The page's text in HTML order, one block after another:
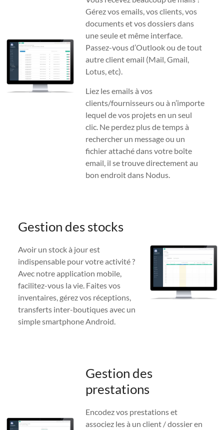
Gérez vos emails, vos clients, vos
documents et vos dossiers dans
une seule et même interface.
Passez-vous d’Outlook ou de tout
autre client email (Mail, Gmail,
Lotus, etc).
Liez les emails à vos
clients/fournisseurs ou à n’importe
lequel de vos projets en un seul
clic. Ne perdez plus de temps à
rechercher un message ou un
fichier attaché dans votre boîte
email, il se trouve directement au
bon endroit dans Nodus.
Gestion des stocks
Avoir un stock à jour est
indispensable pour votre activité ?
Avec notre application mobile,
facilitez-vous la vie. Faites vos
inventaires, gérez vos réceptions,
transferts inter-boutiques avec un
simple smartphone Android.
Gestion des
prestations
Encodez vos prestations et
associez les à un client / dossier en